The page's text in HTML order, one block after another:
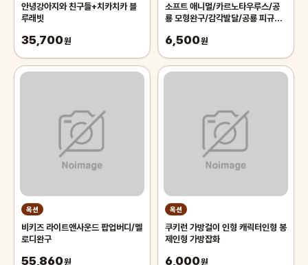
안녕강아지와 친구들+치카치카 블
루래빗
35,700원
소프트 애니멀/카르노타우루스/공
룡 모형완구/감각발달/공룡 피규어/
6,500원
옥션
비키즈 라이트앤사운드 팝업버디/멜
로디완구
55,860원
옥션
쿠키런 가방걸이 인형 캐릭터인형 봉
제인형 가방잡화
6,000원